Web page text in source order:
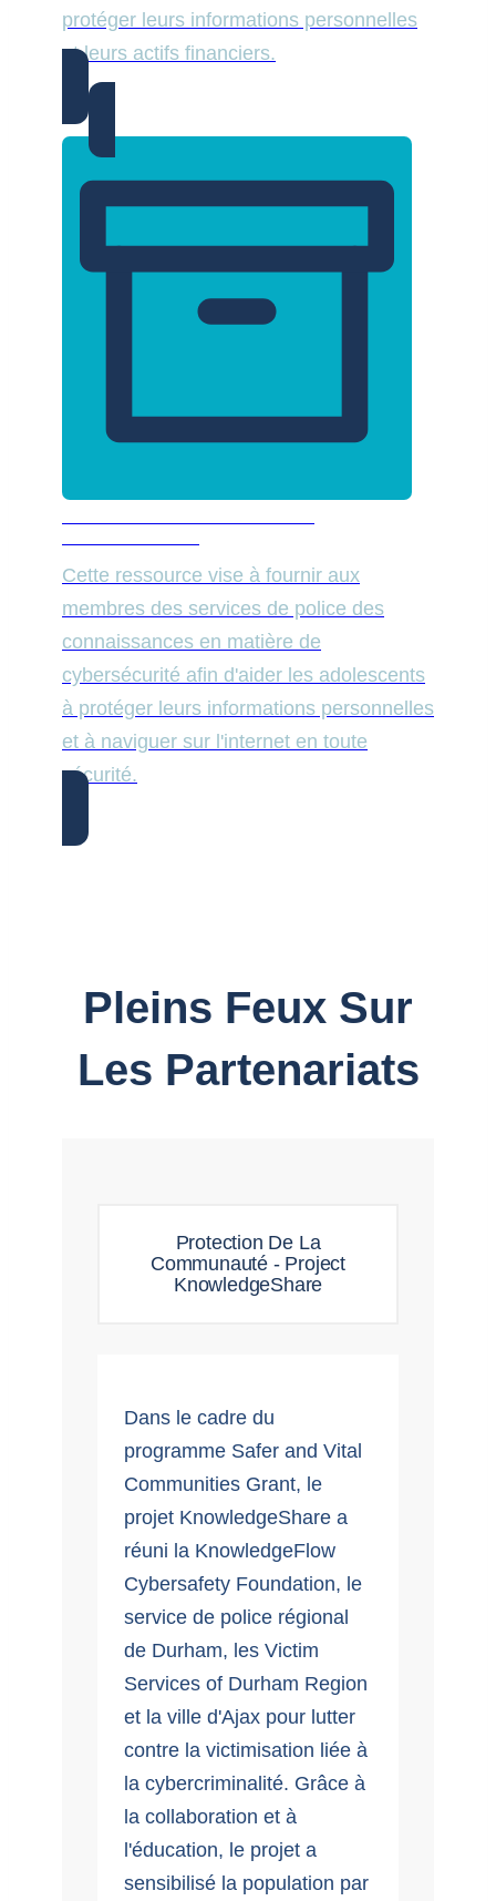
protéger leurs informations personnelles
et leurs actifs financiers.
Cette ressource vise à fournir aux
membres des services de police des
connaissances en matière de
cybersécurité afin d'aider les adolescents
à protéger leurs informations personnelles
et à naviguer sur l'internet en toute
sécurité.
Pleins Feux Sur
Les Partenariats
Protection De La
Communauté - Project
KnowledgeShare
Dans le cadre du
programme Safer and Vital
Communities Grant, le
projet KnowledgeShare a
réuni la KnowledgeFlow
Cybersafety Foundation, le
service de police régional
de Durham, les Victim
Services of Durham Region
et la ville d'Ajax pour lutter
contre la victimisation liée à
la cybercriminalité. Grâce à
la collaboration et à
l'éducation, le projet a
sensibilisé la population par